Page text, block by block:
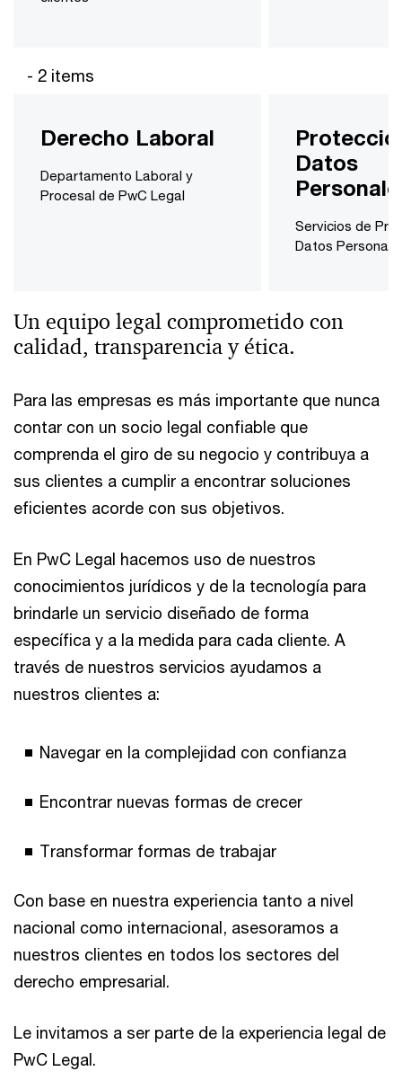
- 2 items
Derecho Laboral
Departamento Laboral y
Procesal de PwC Legal
Datos
Servicios de
Datos
Un equipo legal comprometido con
calidad, transparencia y ética.
Para las empresas es más importante que nunca
contar con un socio legal confiable que
comprenda el giro de su negocio y contribuya a
sus clientes a cumplir a encontrar soluciones
eficientes acorde con sus objetivos.
En PwC Legal hacemos uso de nuestros
conocimientos jurídicos y de la tecnología para
brindarle un servicio diseñado de forma
específica y a la medida para cada cliente. A
través de nuestros servicios ayudamos a
nuestros clientes a:
Navegar en la complejidad con confianza
Encontrar nuevas formas de crecer
Transformar formas de trabajar
Con base en nuestra experiencia tanto a nivel
nacional como internacional, asesoramos a
nuestros clientes en todos los sectores del
derecho empresarial.
Le invitamos a ser parte de la experiencia legal de
PwC Legal.